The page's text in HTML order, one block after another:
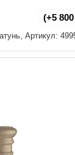
Артикул:
(+5